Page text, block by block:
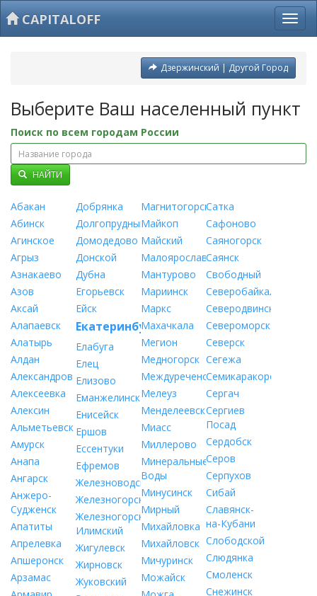
CAPITALOFF
Дзержинский | Другой Город
Выберите Ваш населенный пункт
Поиск по всем городам России
НАЙТИ
Абакан
Абинск
Агинское
Агрыз
Азнакаево
Азов
Аксай
Алапаевск
Алатырь
Алдан
Александров
Алексеевка
Алексин
Альметьевск
Амурск
Анапа
Ангарск
Анжеро-
Судженск
Апатиты
Апрелевка
Апшеронск
Арзамас
Добрянка
Долгопрудный
Домодедово
Донской
Дубна
Егорьевск
Ейск
Екатеринбург
Елабуга
Елец
Елизово
Еманжелинск
Енисейск
Ершов
Ессентуки
Ефремов
Железноводск
Железногорск
Железногорск-
Илимский
Жигулевск
Жирновск
Жуковский
Магнитогорск
Майкоп
Майский
Малоярославец
Мантурово
Мариинск
Маркс
Махачкала
Мегион
Медногорск
Междуреченск
Мелеуз
Менделеевск
Миасс
Миллерово
Минеральные
Воды
Минусинск
Мирный
Михайловка
Михайловск
Мичуринск
Можайск
Сатка
Сафоново
Саяногорск
Саянск
Свободный
Северобайкальск
Северодвинск
Североморск
Северск
Сегежа
Семикаракорск
Сергач
Сергиев
Посад
Сердобск
Серов
Серпухов
Сибай
Славянск-
на-Кубани
Слободской
Слюдянка
Смоленск
Снежинск